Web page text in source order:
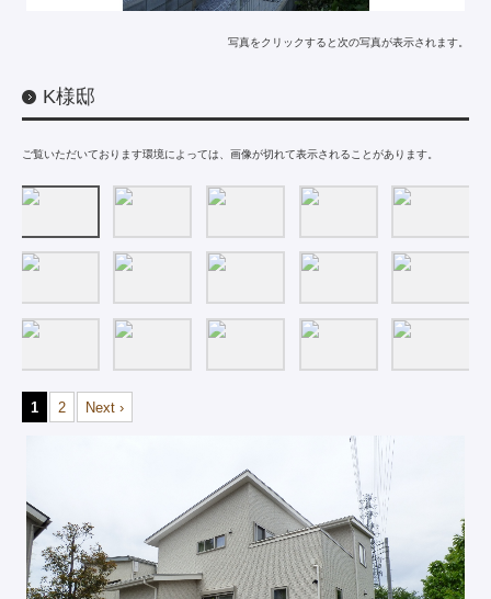
写真をクリックすると次の写真が表示されます。
K様邸
ご覧いただいております環境によっては、画像が切れて表示されることがあります。
1 2 Next ›